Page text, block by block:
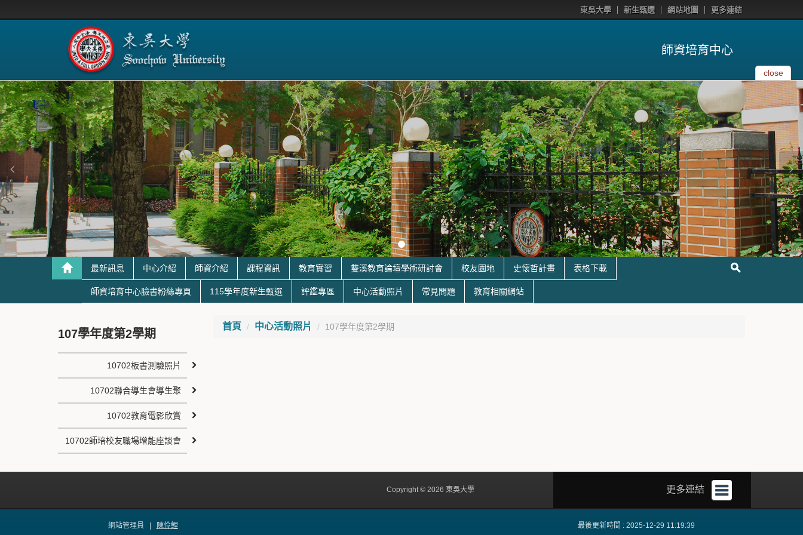
東吳大學 新生甄選 網站地圖 更多連結
師資培育中心
close
最新訊息 中心介紹 師資介紹 課程資訊 教育實習 雙溪教育論壇學術研討會 校友園地 史懷哲計畫 表格下載
師資培育中心臉書粉絲專頁 115學年度新生甄選 評鑑專區 中心活動照片 常見問題 教育相關網站
首頁 中心活動照片 107學年度第2學期
107學年度第2學期
10702板書測驗照片
10702聯合導生會導生聚
10702教育電影欣賞
10702師培校友職場增能座談會
更多連結
Copyright © 2026 東吳大學
網站管理員 | 陳伶鯉 最後更新時間 : 2025-12-29 11:19:39